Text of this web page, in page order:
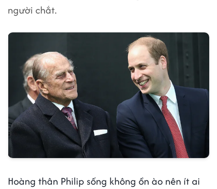
người chắt.
Hoàng thân Philip sống không ồn ào nên ít ai